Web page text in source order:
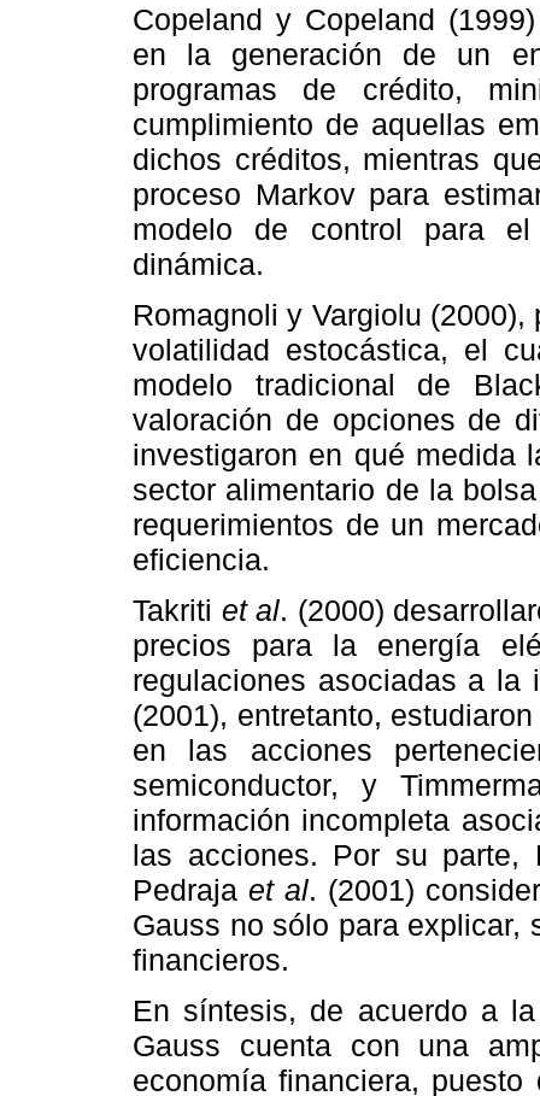
Copeland y Copeland
en la generación de un
programas de crédito,
cumplimiento de aquellas
dichos créditos, mientras
proceso Markov para
modelo de control para el
dinámica.
Romagnoli y Vargiolu
volatilidad estocástica, el
modelo tradicional de
valoración de opciones de
investigaron en qué medida
sector alimentario de la
requerimientos de un
eficiencia.
Takriti et al. (2000)
precios para la energía
regulaciones asociadas a la
(2001), entretanto,
en las acciones
semiconductor, y
información incompleta
las acciones. Por su parte,
Pedraja et al. (2001)
Gauss no sólo para explicar,
financieros.
En síntesis, de acuerdo a
Gauss cuenta con una
economía financiera,